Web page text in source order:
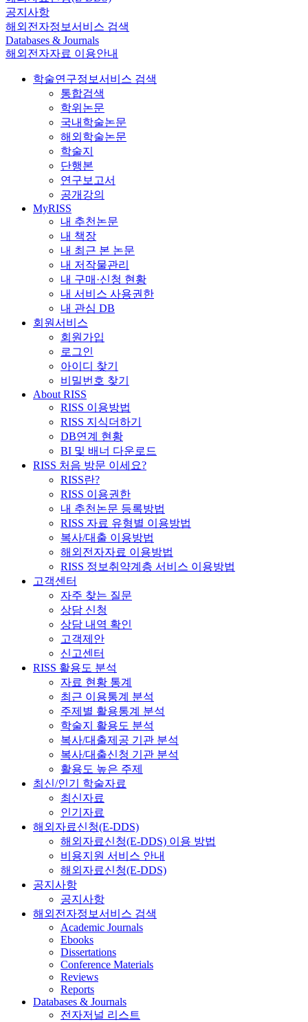
공지사항
해외전자정보서비스 검색
Databases & Journals
해외전자자료 이용안내
학술연구정보서비스 검색
통합검색
학위논문
국내학술논문
해외학술논문
학술지
단행본
연구보고서
공개강의
MyRISS
내 추천논문
내 책장
내 최근 본 논문
내 저작물관리
내 구매·신청 현황
내 서비스 사용권한
내 관심 DB
회원서비스
회원가입
로그인
아이디 찾기
비밀번호 찾기
About RISS
RISS 이용방법
RISS 지식더하기
DB연계 현황
BI 및 배너 다운로드
RISS 처음 방문 이세요?
RISS란?
RISS 이용권한
내 추천논문 등록방법
RISS 자료 유형별 이용방법
복사/대출 이용방법
해외전자자료 이용방법
RISS 정보취약계층 서비스 이용방법
고객센터
자주 찾는 질문
상담 신청
상담 내역 확인
고객제안
신고센터
RISS 활용도 분석
자료 현황 통계
최근 이용통계 분석
주제별 활용통계 분석
학술지 활용도 분석
복사/대출제공 기관 분석
복사/대출신청 기관 분석
활용도 높은 주제
최신/인기 학술자료
최신자료
인기자료
해외자료신청(E-DDS)
해외자료신청(E-DDS) 이용 방법
비용지원 서비스 안내
해외자료신청(E-DDS)
공지사항
공지사항
해외전자정보서비스 검색
Academic Journals
Ebooks
Dissertations
Conference Materials
Reviews
Reports
Databases & Journals
전자저널 리스트